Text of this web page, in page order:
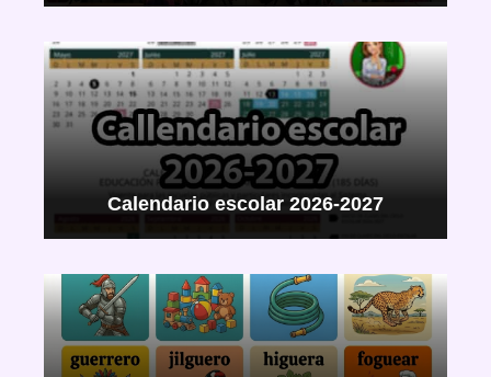
Calendario escolar 2026-2027